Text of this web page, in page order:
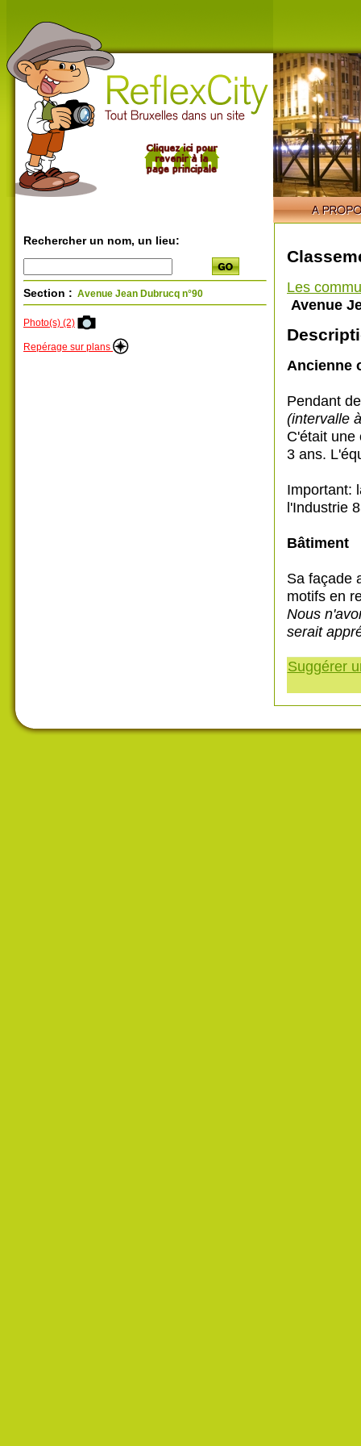
Rechercher un nom, un lieu:
Section : Avenue Jean Dubrucq n°90
Photo(s) (2)
Repérage sur plans
Les
Avenue
Ancienne
Pendant
(intervalle
C'était une
3 ans.
Important:
l'Industrie
Bâtiment
Sa façade
motifs en
Nous
serait
Suggérer